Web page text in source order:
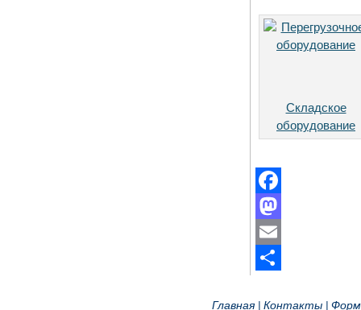
Складское
оборудование
Facebook
Mastodon
Email
Главная Контакты|